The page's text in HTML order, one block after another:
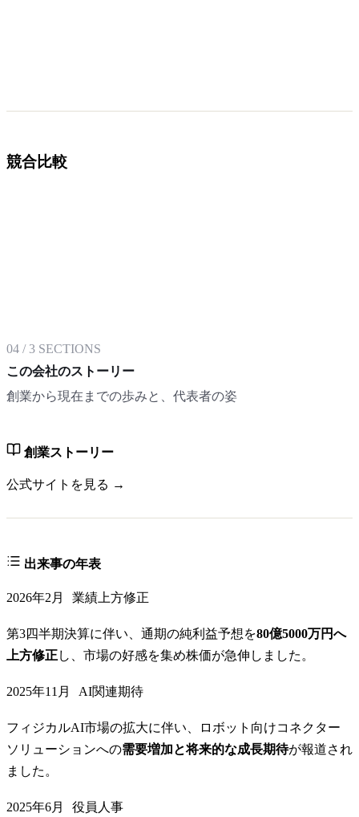
競合比較
04 /3 SECTIONS
この会社のストーリー
創業から現在までの歩みと、代表者の姿
創業ストーリー
公式サイトを見る →
出来事の年表
2026年2月 業績上方修正
第3四半期決算に伴い、通期の純利益予想を80億5000万円へ
上方修正し、市場の好感を集め株価が急伸しました。
2025年11月 AI関連期待
フィジカルAI市場の拡大に伴い、ロボット向けコネクター
ソリューションへの需要増加と将来的な成長期待が報道され
ました。
2025年6月 役員人事